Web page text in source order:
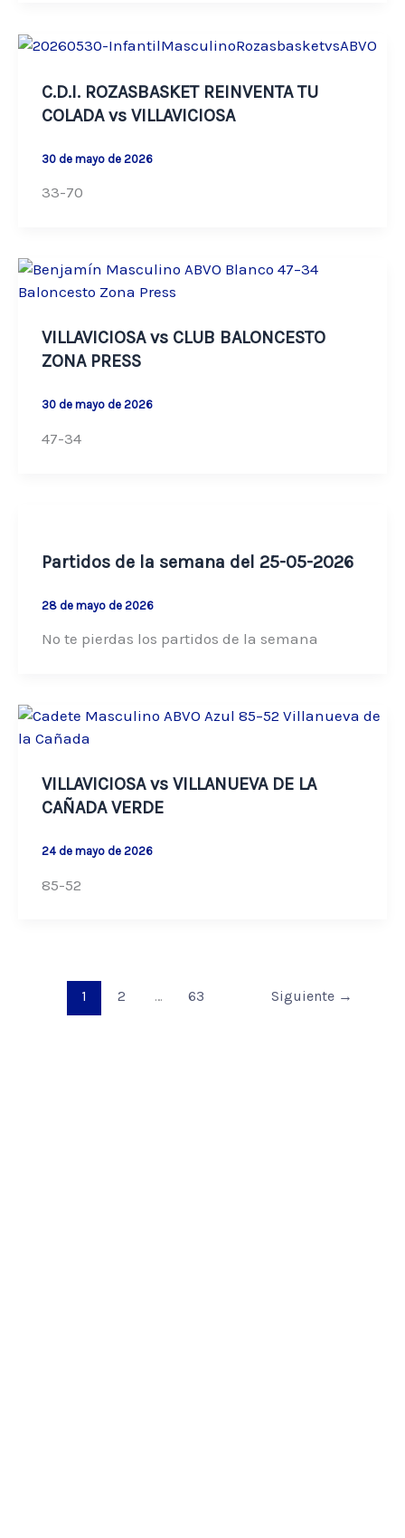
C.D.I. ROZASBASKET REINVENTA TU
COLADA vs VILLAVICIOSA
30 de mayo de 2026
33-70
VILLAVICIOSA vs CLUB BALONCESTO
ZONA PRESS
30 de mayo de 2026
47-34
Partidos de la semana del 25-05-2026
28 de mayo de 2026
No te pierdas los partidos de la semana
VILLAVICIOSA vs VILLANUEVA DE LA
CAÑADA VERDE
24 de mayo de 2026
85-52
1 2 … 63 Siguiente →